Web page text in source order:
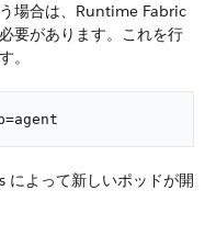
場合は、Runtime Fabric
要があります。これを行
。
よって新しいポッドが開